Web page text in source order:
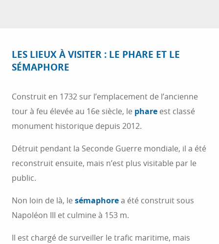
LES LIEUX À VISITER : LE PHARE ET LE
SÉMAPHORE
Construit en 1732 sur l’emplacement de l’ancienne
tour à feu élevée au 16e siècle, le phare est classé
monument historique depuis 2012.
Détruit pendant la Seconde Guerre mondiale, il a été
reconstruit ensuite, mais n’est plus visitable par le
public.
Non loin de là, le sémaphorea été construit sous
Napoléon III et culmine à 153 m.
Il est chargé de surveiller le trafic maritime, mais